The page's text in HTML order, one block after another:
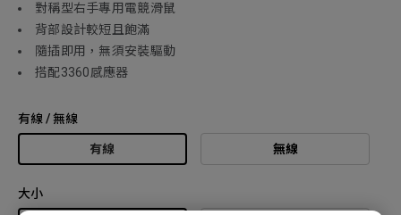
對稱型右手專用電競滑鼠
背部設計較短且飽滿
隨插即用，無須安裝驅動
搭配3360感應器
有線 / 無線
有線 無線
大小